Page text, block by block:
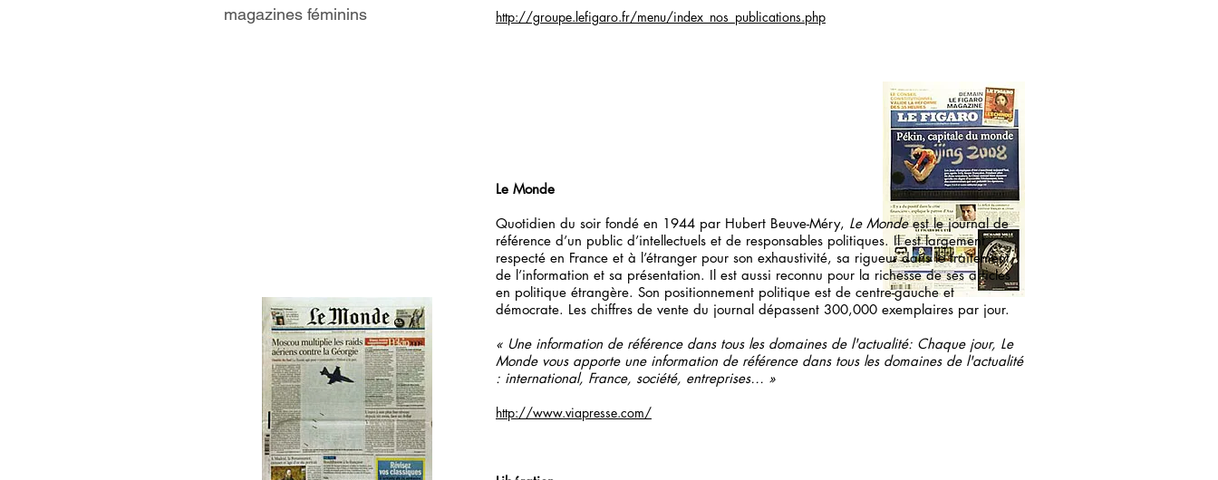
magazines féminins
http://groupe.lefigaro.fr/menu/index_nos_publications.php
Le Monde
Quotidien du soir fondé en 1944 par Hubert Beuve-Méry, Le Mondeest le journal de
référence d’un public d’intellectuels et de responsables politiques. Il est largement
respecté en France et à l’étranger pour son exhaustivité, sa rigueur dans le traitement
de l’information et sa présentation. Il est aussi reconnu pour la richesse de ses articles
en politique étrangère. Son positionnement politique est de centre-gauche et
démocrate. Les chiffres de vente du journal dépassent 300,000 exemplaires par jour.
« Une information de référence dans tous les domaines de l'actualité: Chaque jour, Le
Monde vous apporte une information de référence dans tous les domaines de l'actualité
: international, France, société, entreprises… »
http://www.viapresse.com/